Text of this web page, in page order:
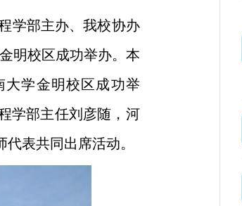
学部主办、我校协办
明校区成功举办。本
大学金明校区成功举
学部主任刘彦随，河
表共同出席活动。